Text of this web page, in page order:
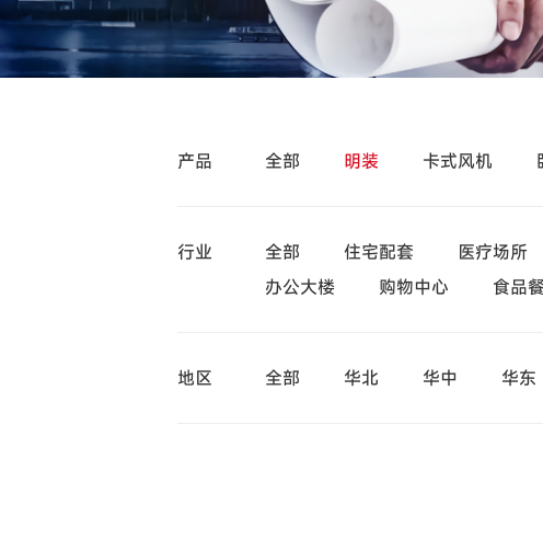
产品 全部 明装 卡式风机
行业 全部 住宅配套 医疗场所
办公大楼
购物中心 食品
地区 全部 华北 华中 华东